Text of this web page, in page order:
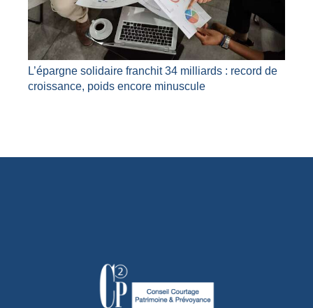
L’épargne solidaire franchit 34 milliards : record de
croissance, poids encore minuscule